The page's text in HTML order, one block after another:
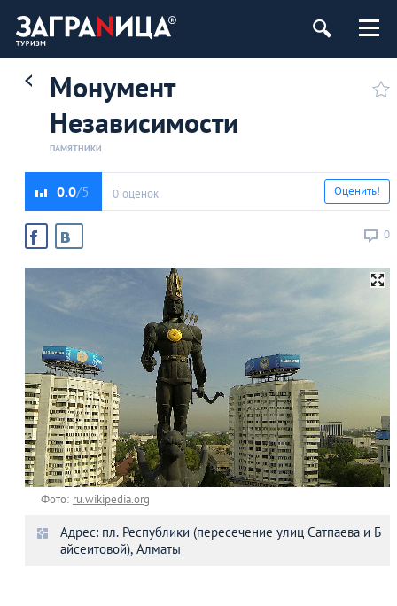
Монумент
Независимости
ПАМЯТНИКИ
0.0 0 оценок
0
Оценить!
Фото: ru.wikipedia.org
Адрес: пл. Республики (пересечение улиц Сатпаева и Б
айсеитовой), Алматы